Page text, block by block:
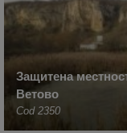
Защитена
Ветово
Cod 2350